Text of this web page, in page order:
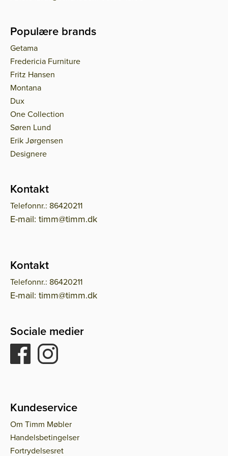
Populære brands
Getama
Fredericia Furniture
Fritz Hansen
Montana
Dux
One Collection
Søren Lund
Erik Jørgensen
Designere
Kontakt
Telefonnr.: 86420211
E-mail: timm@timm.dk
Kontakt
Telefonnr.: 86420211
E-mail: timm@timm.dk
Sociale medier
Kundeservice
Om Timm Møbler
Handelsbetingelser
Fortrydelsesret